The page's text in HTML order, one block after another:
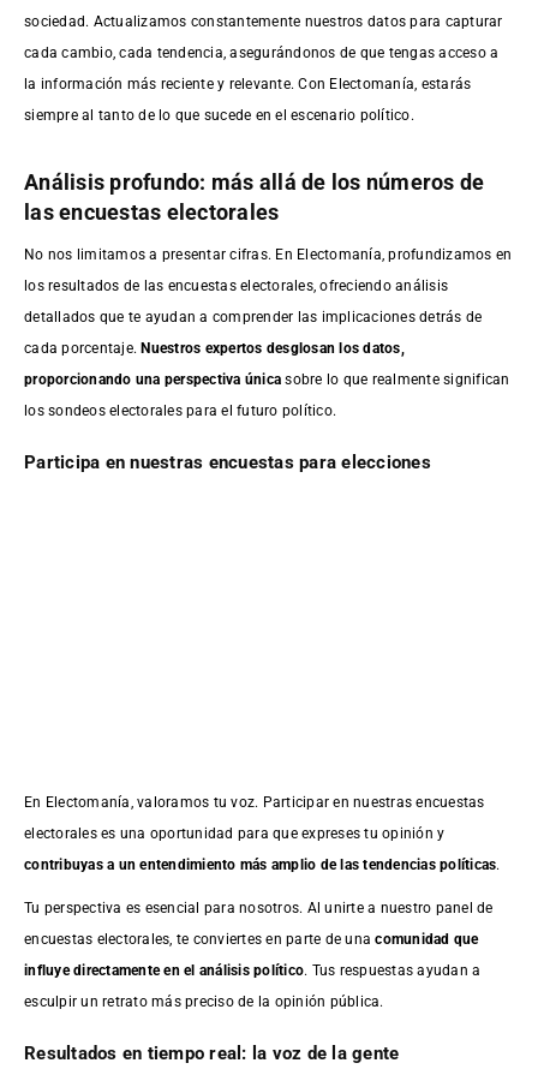
sociedad. Actualizamos constantemente nuestros datos para capturar
cada cambio, cada tendencia, asegurándonos de que tengas acceso a
la información más reciente y relevante. Con Electomanía, estarás
siempre al tanto de lo que sucede en el escenario político.
Análisis profundo: más allá de los números de
las encuestas electorales
No nos limitamos a presentar cifras. En Electomanía, profundizamos en
los resultados de las encuestas electorales, ofreciendo análisis
detallados que te ayudan a comprender las implicaciones detrás de
cada porcentaje.Nuestros expertos desglosan los datos,
proporcionando una perspectiva única sobre lo que realmente significan
los sondeos electorales para el futuro político.
Participa en nuestras encuestas para elecciones
En Electomanía, valoramos tu voz. Participar en nuestras encuestas
electorales es una oportunidad para que expreses tu opinión y
contribuyas a un entendimiento más amplio de las tendencias políticas.
Tu perspectiva es esencial para nosotros. Al unirte a nuestro panel de
encuestas electorales, te conviertes en parte de unacomunidad que
influye directamente en el análisis político. Tus respuestas ayudan a
esculpir un retrato más preciso de la opinión pública.
Resultados en tiempo real: la voz de la gente